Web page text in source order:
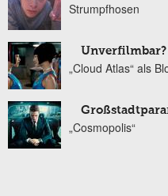
Strumpfhosen
Unverfilmbar?
„Cloud Atlas“ als
„Cosmopolis“